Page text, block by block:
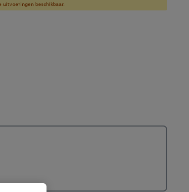
beschikbaar.